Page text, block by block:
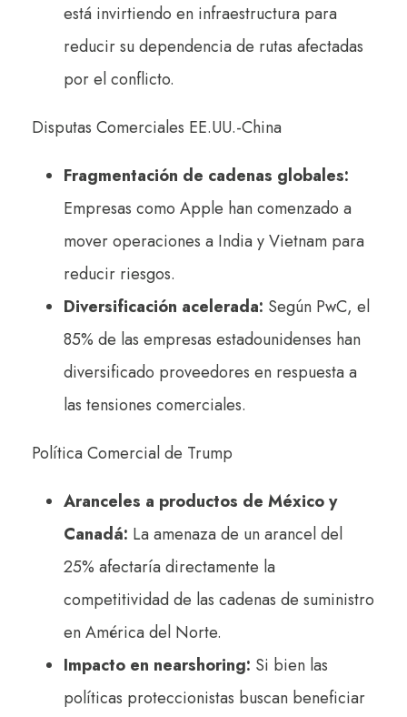
está invirtiendo en infraestructura para
reducir su dependencia de rutas afectadas
por el conflicto.
Disputas Comerciales EE.UU.-China
Fragmentación de cadenas globales:
Empresas como Apple han comenzado a
mover operaciones a India y Vietnam para
reducir riesgos.
Diversificación acelerada: Según PwC, el
85% de las empresas estadounidenses han
diversificado proveedores en respuesta a
las tensiones comerciales.
Política Comercial de Trump
Aranceles a productos de México y
Canadá: La amenaza de un arancel del
25% afectaría directamente la
competitividad de las cadenas de suministro
en América del Norte.
Impacto en nearshoring: Si bien las
políticas proteccionistas buscan beneficiar